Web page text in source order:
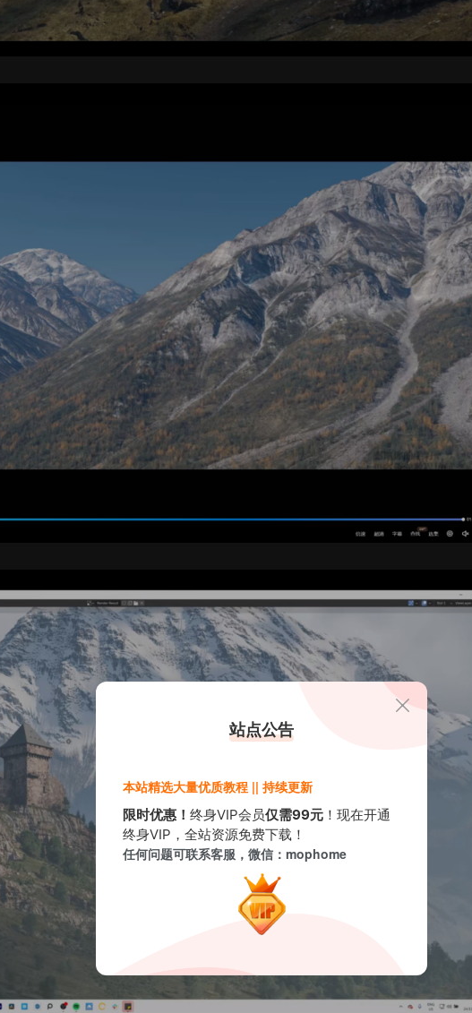
站点公告
本站精选大量优质教程 || 持续更新
限时优惠！ 终身VIP会员仅需99元 ！现在开通
终身VIP，全站资源免费下载！
任何问题可联系客服，微信：mophome